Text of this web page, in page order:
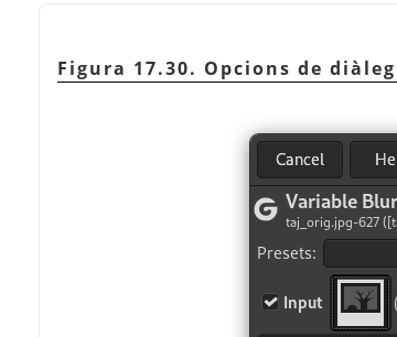
Figura 17.30. Opcions de